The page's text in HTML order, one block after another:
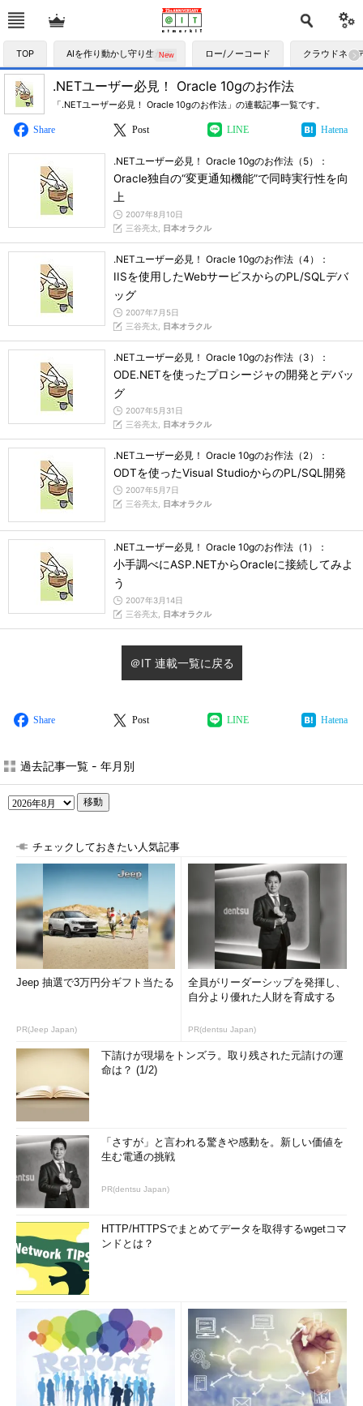
TOP AIを作り動かし守り生かす ロー/ノーコード クラウドネイ
.NETユーザー必見！ Oracle 10gのお作法
「.NETユーザー必見！ Oracle 10gのお作法」の連載記事一覧です。
Share Post LINE Hatena
.NETユーザー必見！ Oracle 10gのお作法（5）：
Oracle独自の“変更通知機能”で同時実行性を向
上
2007年8月10日
三谷亮太, 日本オラクル
.NETユーザー必見！ Oracle 10gのお作法（4）：
IISを使用したWebサービスからのPL/SQLデバ
ッグ
2007年7月5日
三谷亮太, 日本オラクル
.NETユーザー必見！ Oracle 10gのお作法（3）：
ODE.NETを使ったプロシージャの開発とデバッ
グ
2007年5月31日
三谷亮太, 日本オラクル
.NETユーザー必見！ Oracle 10gのお作法（2）：
ODTを使ったVisual StudioからのPL/SQL開発
2007年5月7日
三谷亮太, 日本オラクル
.NETユーザー必見！ Oracle 10gのお作法（1）：
小手調べにASP.NETからOracleに接続してみよ
う
2007年3月14日
三谷亮太, 日本オラクル
＠IT 連載一覧に戻る
Share Post LINE Hatena
過去記事一覧 - 年月別
移動
チェックしておきたい人気記事
Jeep 抽選で3万円分ギフト当たる
PR(Jeep Japan)
全員がリーダーシップを発揮し、
自分より優れた人財を育成する
PR(dentsu Japan)
下請けが現場をトンズラ。取り残された元請けの運
命は？ (1/2)
「さすが」と言われる驚きや感動を。新しい価値を
生む電通の挑戦
PR(dentsu Japan)
HTTP/HTTPSでまとめてデータを取得するwgetコマ
ンドとは？